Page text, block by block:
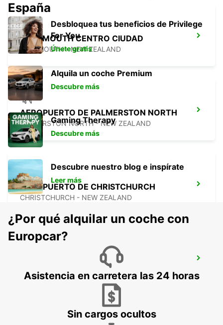
GREYMOUTH CENTRO CIUDAD
GREYMOUTH - NEW ZEALAND
AEROPUERTO DE PALMERSTON NORTH
PALMERSTON NORTH - NEW ZEALAND
AEROPUERTO DE CHRISTCHURCH
CHRISTCHURCH - NEW ZEALAND
AEROPUERTO DE NAPIER
NAPIER - NEW ZEALAND
España
Desbloquea tus beneficios de Privilege
For You
Únete gratis
Alquila un coche Premium
Descubre más
Gaming Therapy
Descubre más
Descubre nuestro blog e inspírate
Leer más
¿Por qué alquilar un coche con
Europcar?
Asistencia en carretera las 24 horas
Sin cargos ocultos